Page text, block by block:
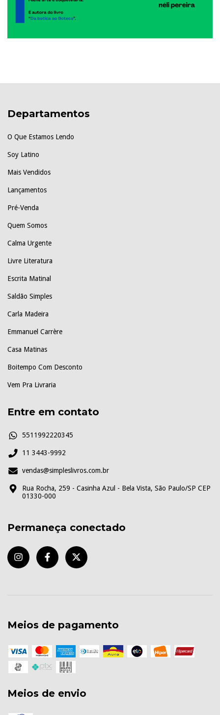
Departamentos
O Que Estamos Lendo
Soy Latino
Mais Vendidos
Lançamentos
Pré-Venda
Quem Somos
Calma Urgente
Livre Literatura
Escrita Matinal
Saldão Simples
Carla Madeira
Emmanuel Carrère
Casa Matinas
Boitempo Com Desconto
Vem Pra Livraria
Entre em contato
5511992220345
11 3443-9992
vendas@simpleslivros.com.br
Rua Rocha, 259 - Casinha Azul - Bela Vista, São Paulo/SP CEP
01330-000
Permaneça conectado
Meios de pagamento
Meios de envio